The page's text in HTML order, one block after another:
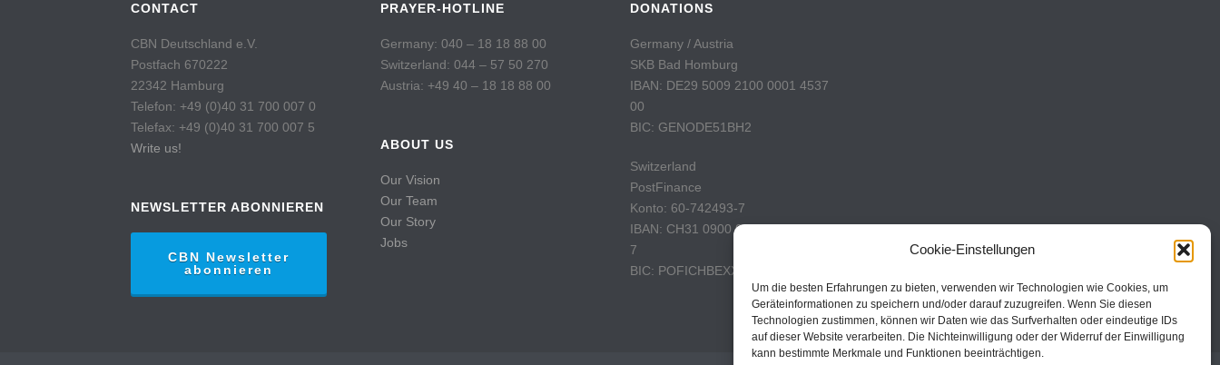
Cookie-Einstellungen
Um die besten Erfahrungen zu bieten, verwenden wir Technologien wie Cookies, um
Geräteinformationen zu speichern und/oder darauf zuzugreifen. Wenn Sie diesen
Technologien zustimmen, können wir Daten wie das Surfverhalten oder eindeutige IDs
auf dieser Website verarbeiten. Die Nichteinwilligung oder der Widerruf der Einwilligung
kann bestimmte Merkmale und Funktionen beeinträchtigen.
CONTACT
CBN Deutschland e.V.
Postfach 670222
22342 Hamburg
Telefon: +49 (0)40 31 700 007 0
Telefax: +49 (0)40 31 700 007 5
Write us!
NEWSLETTER ABONNIEREN
CBN Newsletter
abonnieren
PRAYER-HOTLINE
Germany: 040 – 18 18 88 00
Switzerland: 044 – 57 50 270
Austria: +49 40 – 18 18 88 00
ABOUT US
Our Vision
Our Team
Our Story
Jobs
DONATIONS
Germany / Austria
SKB Bad Homburg
IBAN: DE29 5009 2100 0001 4537
00
BIC: GENODE51BH2
Switzerland
PostFinance
Konto: 60-742493-7
IBAN: CH31 0900 0000 6074 2493
7
BIC: POFICHBEXXX